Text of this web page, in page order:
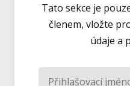
Tato sekce je
členem, vložte
údaje a